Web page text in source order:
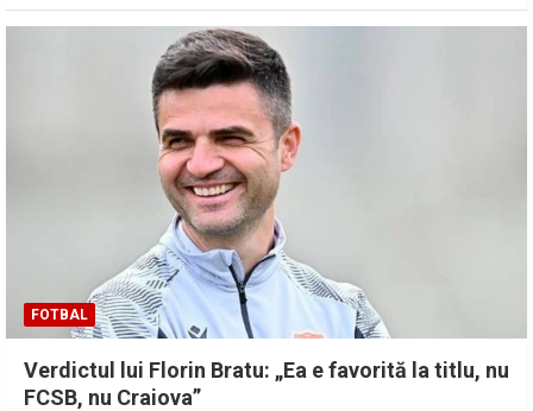
FOTBAL
Verdictul lui Florin Bratu: „Ea e favorită la titlu, nu
FCSB, nu Craiova”